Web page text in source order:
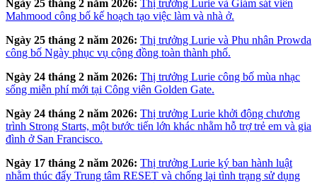
Ngày 25 tháng 2 năm 2026: Thị trưởng Lurie và Giám sát viên
Mahmood công bố kế hoạch tạo việc làm và nhà ở.
Ngày 25 tháng 2 năm 2026: Thị trưởng Lurie và Phu nhân Prowda
công bố Ngày phục vụ cộng đồng toàn thành phố.
Ngày 24 tháng 2 năm 2026: Thị trưởng Lurie công bố mùa nhạc
sống miễn phí mới tại Công viên Golden Gate.
Ngày 24 tháng 2 năm 2026: Thị trưởng Lurie khởi động chương
trình Strong Starts, một bước tiến lớn khác nhằm hỗ trợ trẻ em và gia
đình ở San Francisco.
Ngày 17 tháng 2 năm 2026: Thị trưởng Lurie ký ban hành luật
nhằm thúc đẩy Trung tâm RESET và chống lại tình trạng sử dụng